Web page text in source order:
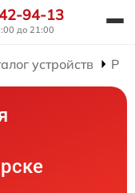
94-13
до 21:00
устройств